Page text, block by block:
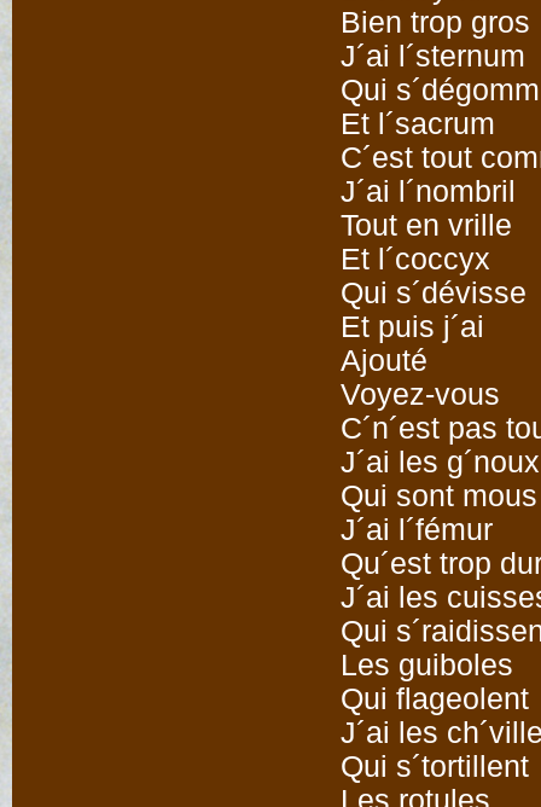
Bien trop gros
J´ai l´sternum
Qui
Et l´sacrum
C´est tout
J´ai l´nombril
Tout en vrille
Et l´coccyx
Qui s´dévisse
Et puis j´ai
Ajouté
Voyez-vous
C´n´est pas
J´ai les g´noux
Qui sont mous
J´ai l´fémur
Qu´est trop
J´ai les
Qui
Les guiboles
Qui flageolent
J´ai les
Qui s´tortillent
Les rotules